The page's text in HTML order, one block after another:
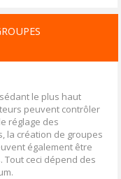
le plus haut
peuvent contrôler
réglage des
la création de groupes
également être
Tout ceci dépend des